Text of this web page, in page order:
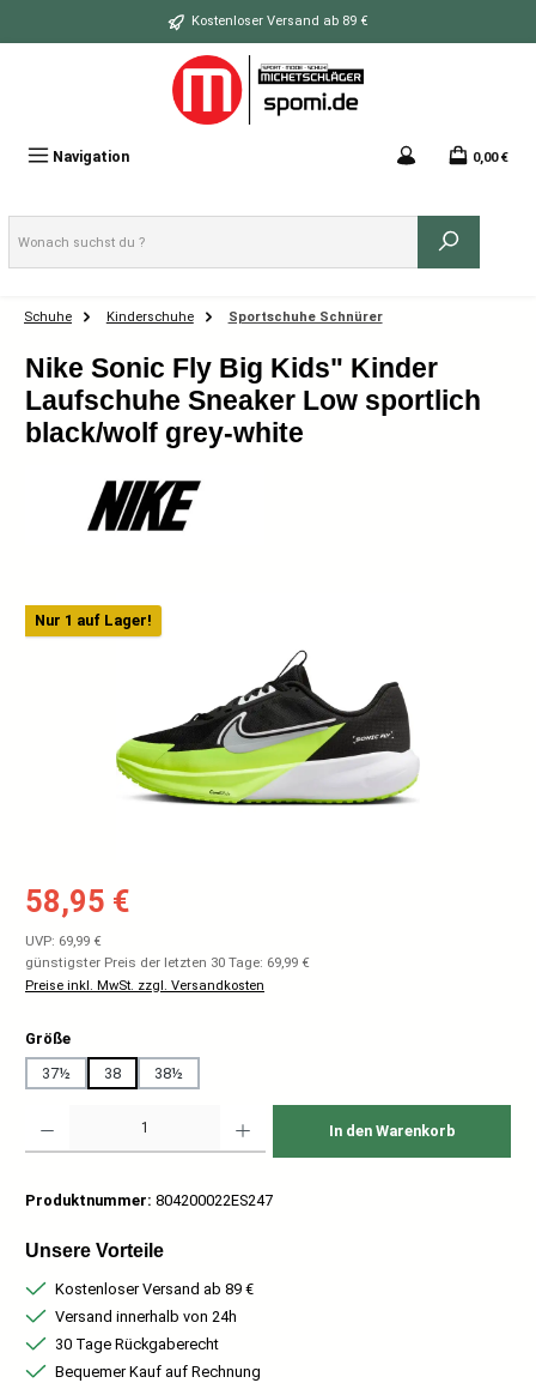
Zum Hauptinhalt springen Kostenloser Versand ab 89 €
Navigation 0,00 €
Schuhe Kinderschuhe Sportschuhe Schnürer
Nike Sonic Fly Big Kids" Kinder
Laufschuhe Sneaker Low sportlich
black/wolf grey-white
Bildergalerie überspringen
Nur 1 auf Lager!
Verkaufspreis:
58,95 €
Regulärer Preis:
UVP: 69,99 €
günstigster Preis der letzten 30 Tage: 69,99 €
Preise inkl. MwSt. zzgl. Versandkosten
Größeauswählen
37½
38 38½
In den Warenkorb
Produktnummer: 804200022ES247
Unsere Vorteile
Kostenloser Versand ab 89 €
Versand innerhalb von 24h
30 Tage Rückgaberecht
Bequemer Kauf auf Rechnung